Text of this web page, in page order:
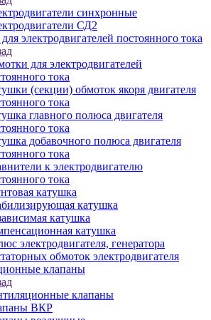
синхронные
СД2
электродвигателей постоянного тока
для электродвигателей
тока
(секции) обмоток якоря двигателя
тока
главного полюса двигателя
тока
добавочного полюса двигателя
тока
к электродвигателю
тока
катушка
катушка
катушка
катушка
электродвигателя, генератора
обмоток электродвигателя
клапаны
клапаны
ВКР